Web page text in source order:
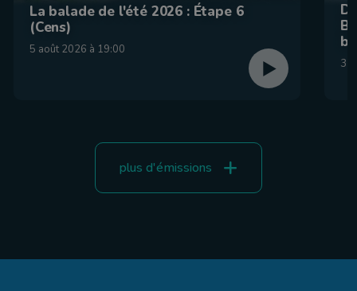
La balade de l'été 2026 : Étape 6
(Cens)
5 août 2026 à 19:00
31
plus d'émissions